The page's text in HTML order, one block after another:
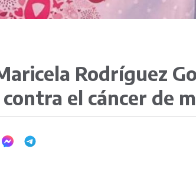
Rodríguez
el cáncer de